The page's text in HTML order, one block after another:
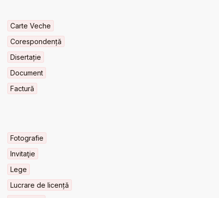
Carte Veche
Corespondență
Disertație
Document
Factură
Fotografie
Invitaţie
Lege
Lucrare de licență